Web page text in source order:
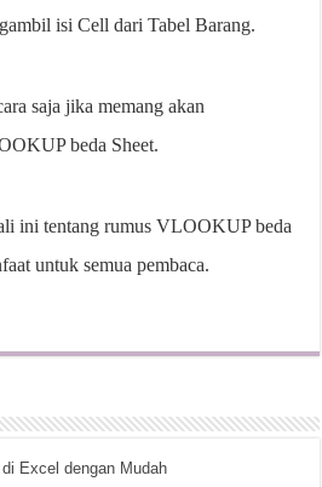
isi Cell dari Tabel Barang.
saja jika memang akan
beda Sheet.
ini tentang rumus VLOOKUP beda
untuk semua pembaca.
Excel dengan Mudah